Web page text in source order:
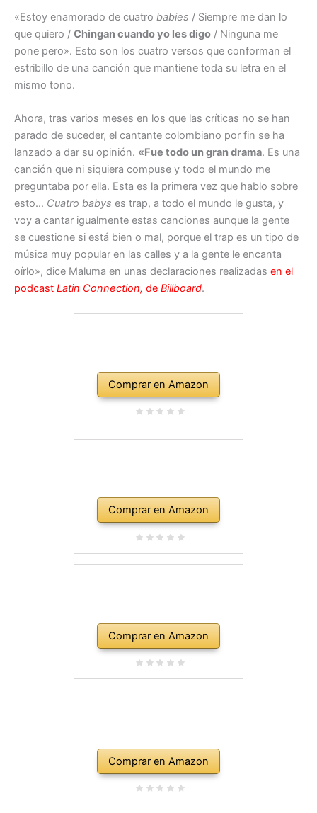
«Estoy enamorado de cuatro babies / Siempre me dan lo
que quiero / Chingan cuando yo les digo / Ninguna me
pone pero». Esto son los cuatro versos que conforman el
estribillo de una canción que mantiene toda su letra en el
mismo tono.
Ahora, tras varios meses en los que las críticas no se han
parado de suceder, el cantante colombiano por fin se ha
lanzado a dar su opinión. «Fue todo un gran drama. Es una
canción que ni siquiera compuse y todo el mundo me
preguntaba por ella. Esta es la primera vez que hablo sobre
esto… Cuatro babys es trap, a todo el mundo le gusta, y
voy a cantar igualmente estas canciones aunque la gente
se cuestione si está bien o mal, porque el trap es un tipo de
música muy popular en las calles y a la gente le encanta
oírlo», dice Maluma en unas declaraciones realizadas en el
podcast Latin Connection, de Billboard.
Comprar en Amazon
Comprar en Amazon
Comprar en Amazon
Comprar en Amazon